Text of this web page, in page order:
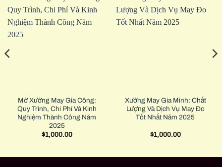
Mở Xưởng May Gia Công:
Quy Trình, Chi Phí Và Kinh
Nghiệm Thành Công Năm
2025
$1,000.00
Xưởng May Gia Minh: Chất
Lượng Và Dịch Vụ May Đo
Tốt Nhất Năm 2025
$1,000.00